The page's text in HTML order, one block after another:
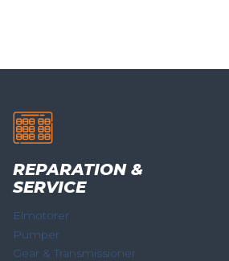
REPARATION &
SERVICE
Elmotorer
Pumper
Gear & Transmissioner